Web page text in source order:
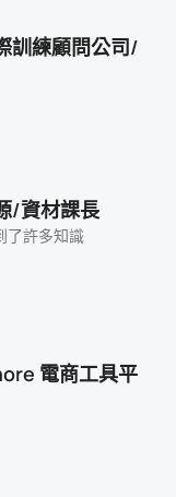
訓練顧問公司/
/資材課長
了許多知識
電商工具平